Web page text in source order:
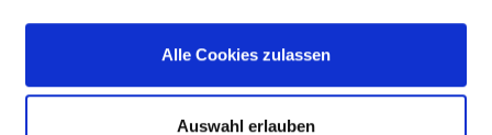
Alle Cookies zulassen
Auswahl erlauben
HILFE & SERVICE